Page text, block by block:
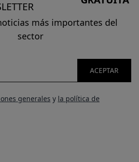
más importantes del
sector
ACEPTAR
generales y la política de